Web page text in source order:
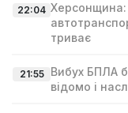
22:04 Херсонщина:
триває
21:55
Вибух БПЛА
відомо і